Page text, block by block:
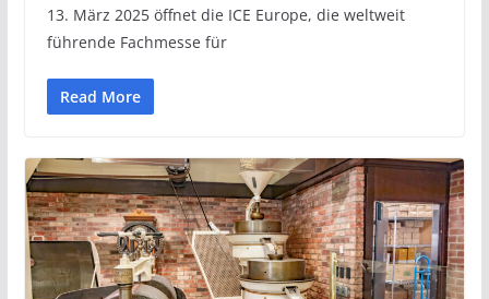
13. März 2025 öffnet die ICE Europe, die weltweit
führende Fachmesse für
Read More